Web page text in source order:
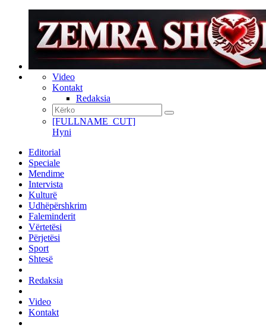
Video
Kontakt
Redaksia
[FULLNAME_CUT]
Hyni
Editorial
Speciale
Mendime
Intervista
Kulturë
Udhëpërshkrim
Faleminderit
Vërtetësi
Përjetësi
Sport
Shtesë
Redaksia
Video
Kontakt